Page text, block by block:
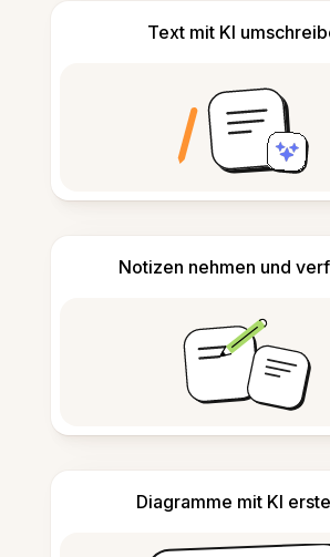
Text mit KI
Notizen nehmen und
Diagramme mit KI